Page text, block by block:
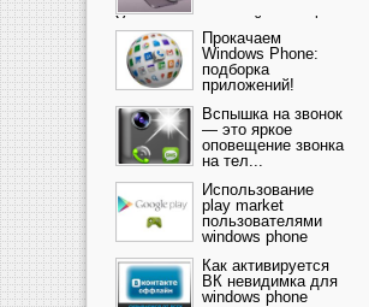
Ультрасовременный смартфон
— это новика от компании Ap...
Прокачаем
Windows Phone:
подборка
приложений!
Вспышка на звонок
— это яркое
оповещение звонка
на тел...
Использование
play market
пользователями
windows phone
Как активируется
ВК невидимка для
windows phone